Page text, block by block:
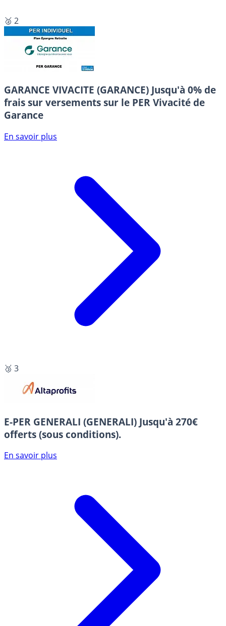
🥈 2
GARANCE VIVACITE (GARANCE) Jusqu'à 0% de
frais sur versements sur le PER Vivacité de
Garance
En savoir plus
🥉 3
E-PER GENERALI (GENERALI) Jusqu'à 270€
offerts (sous conditions).
En savoir plus